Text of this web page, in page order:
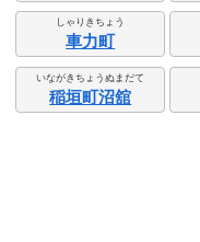
しゃりきちょう
車力町
いながきちょうぬまだて
稲垣町沼舘